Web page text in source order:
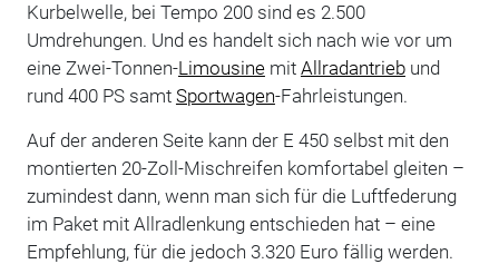
Kurbelwelle, bei Tempo 200 sind es 2.500
Umdrehungen. Und es handelt sich nach wie vor um
eine Zwei-Tonnen-Limousinemit Allradantriebund
rund 400 PS samt Sportwagen-Fahrleistungen.
Auf der anderen Seite kann der E 450 selbst mit den
montierten 20-Zoll-Mischreifen komfortabel gleiten –
zumindest dann, wenn man sich für die Luftfederung
im Paket mit Allradlenkung entschieden hat – eine
Empfehlung, für die jedoch 3.320 Euro fällig werden.